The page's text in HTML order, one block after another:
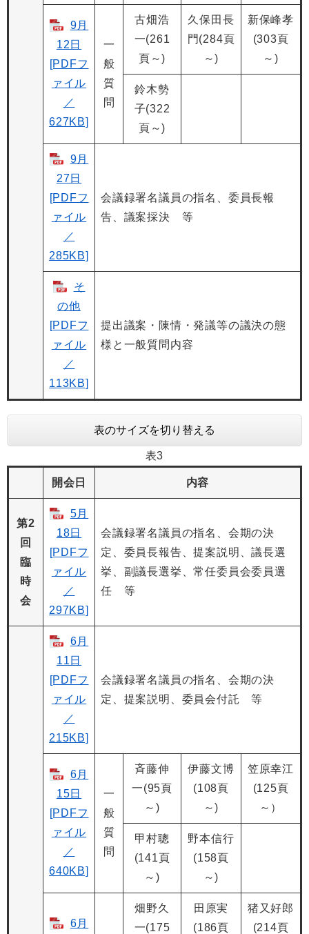
9月
12日
[PDFフ
ァイル
／
627KB]
一
般
質
問
古畑浩
一(261
頁～)
久保田長
門(284頁
～)
新保峰孝
(303頁
～)
鈴木勢
子(322
頁～)
9月
27日
[PDFフ
ァイル
／
285KB]
会議録署名議員の指名、委員長報
告、議案採決 等
そ
の他
[PDFフ
ァイル
／
113KB]
提出議案・陳情・発議等の議決の態
様と一般質問内容
表のサイズを切り替える
表3
開会日 内容
第2
回
臨
時
会
5月
18日
[PDFフ
ァイル
／
297KB]
会議録署名議員の指名、会期の決
定、委員長報告、提案説明、議長選
挙、副議長選挙、常任委員会委員選
任 等
6月
11日
[PDFフ
ァイル
／
215KB]
会議録署名議員の指名、会期の決
定、提案説明、委員会付託 等
6月
15日
[PDFフ
ァイル
／
640KB]
一
般
質
問
斉藤伸
一(95頁
～)
伊藤文博
(108頁
～)
笠原幸江
(125頁
～）
甲村聰
(141頁
～)
野本信行
(158頁
～)
6月
畑野久
一(175
田原実
(186頁
猪又好郎
(214頁